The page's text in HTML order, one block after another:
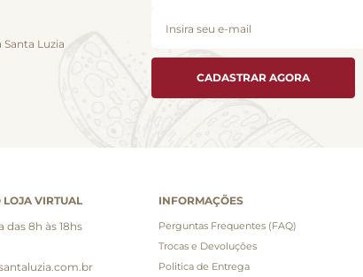
Luzia
CADASTRAR AGORA
VIRTUAL
das 8h às 18hs
INFORMAÇÕES
Perguntas Frequentes (FAQ)
Trocas e Devoluções
Politica de Entrega